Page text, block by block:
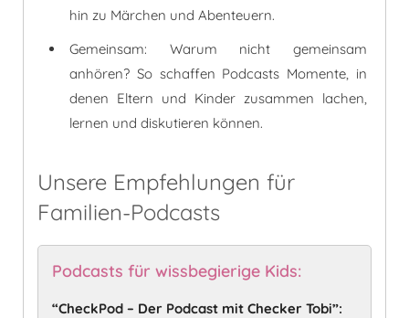
hin zu Märchen und Abenteuern.
Gemeinsam: Warum nicht gemeinsam
anhören? So schaffen Podcasts Momente, in
denen Eltern und Kinder zusammen lachen,
lernen und diskutieren können.
Unsere Empfehlungen für
Familien-Podcasts
Podcasts für wissbegierige Kids:
“CheckPod – Der Podcast mit Checker Tobi”: